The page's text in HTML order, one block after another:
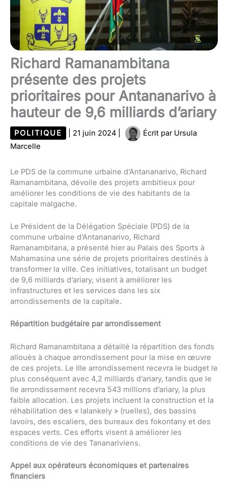
Richard Ramanambitana
présente des projets
prioritaires pour Antananarivo à
hauteur de 9,6 milliards d’ariary
POLITIQUE 21 juin 2024 Écrit par Ursula
Marcelle
Le PDS de la commune urbaine d’Antananarivo, Richard
Ramanambitana, dévoile des projets ambitieux pour
améliorer les conditions de vie des habitants de la
capitale malgache.
Le Président de la Délégation Spéciale (PDS) de la
commune urbaine d’Antananarivo, Richard
Ramanambitana, a présenté hier au Palais des Sports à
Mahamasina une série de projets prioritaires destinés à
transformer la ville. Ces initiatives, totalisant un budget
de 9,6 milliards d’ariary, visent à améliorer les
infrastructures et les services dans les six
arrondissements de la capitale.
Répartition budgétaire par arrondissement
Richard Ramanambitana a détaillé la répartition des fonds
alloués à chaque arrondissement pour la mise en œuvre
de ces projets. Le IIIe arrondissement recevra le budget le
plus conséquent avec 4,2 milliards d’ariary, tandis que le
IIe arrondissement recevra 543 millions d’ariary, la plus
faible allocation. Les projets incluent la construction et la
réhabilitation des « lalankely » (ruelles), des bassins
lavoirs, des escaliers, des bureaux des fokontany et des
espaces verts. Ces efforts visent à améliorer les
conditions de vie des Tananariviens.
Appel aux opérateurs économiques et partenaires
financiers